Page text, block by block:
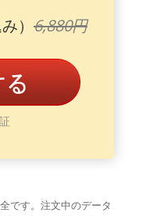
） 6,880円
です。注文中のデータ